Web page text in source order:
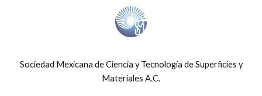
Sociedad Mexicana de Ciencia y Tecnología de Superficies y
Materiales A.C.